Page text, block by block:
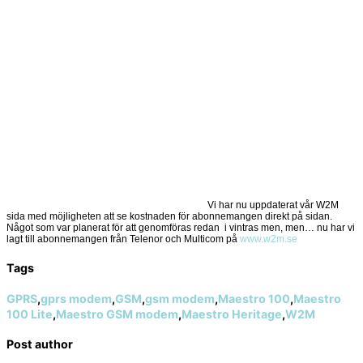
Vi har nu uppdaterat vår W2M
sida med möjligheten att se kostnaden för abonnemangen direkt på sidan.
Något som var planerat för att genomföras redan i vintras men, men… nu har vi
lagt till abonnemangen från Telenor och Multicom på www.w2m.se
Tags
GPRS,gprs modem,GSM,gsm modem,Maestro 100,Maestro
100 Lite,Maestro GSM modem,Maestro Heritage,W2M
Post author